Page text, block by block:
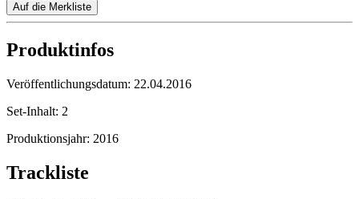
Auf die Merkliste
Produktinfos
Veröffentlichungsdatum: 22.04.2016
Set-Inhalt: 2
Produktionsjahr: 2016
Trackliste